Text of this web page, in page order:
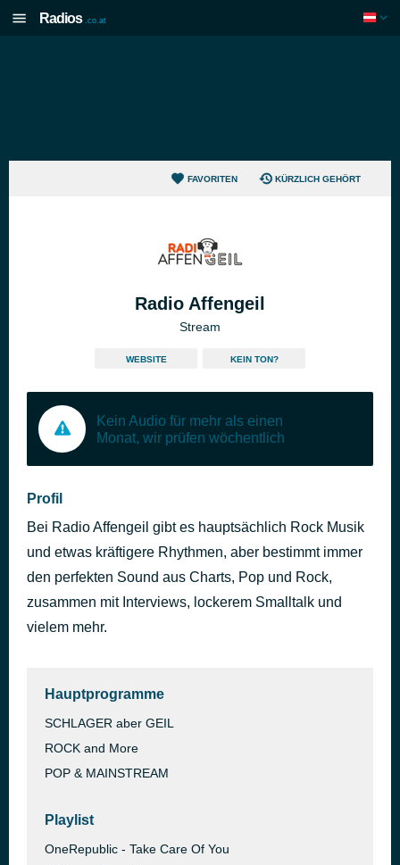
Radios .co.at
FAVORITEN KÜRZLICH GEHÖRT
Radio Affengeil
Stream
WEBSITE KEIN TON?
Kein Audio für mehr als einen
Monat, wir prüfen wöchentlich
Profil
Bei Radio Affengeil gibt es hauptsächlich Rock Musik
und etwas kräftigere Rhythmen, aber bestimmt immer
den perfekten Sound aus Charts, Pop und Rock,
zusammen mit Interviews, lockerem Smalltalk und
vielem mehr.
Hauptprogramme
SCHLAGER aber GEIL
ROCK and More
POP & MAINSTREAM
Playlist
OneRepublic - Take Care Of You